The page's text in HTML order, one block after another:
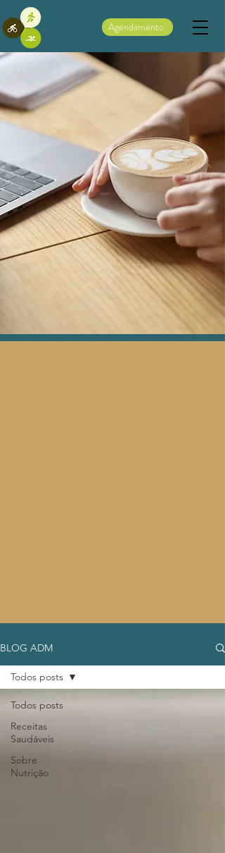
Agendamento
BLOG ADM
Todos posts
Receitas
Saudáveis
Sobre
Nutrição
Todos posts